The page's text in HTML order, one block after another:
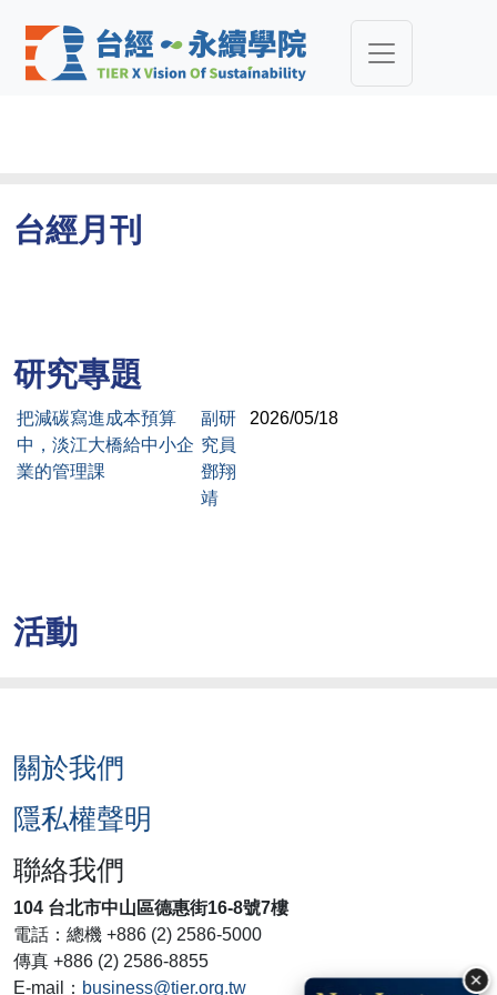
×
台經月刊
研究專題
把減碳寫進成本預算
中，淡江大橋給中小企
業的管理課
副研
究員
鄧翔
靖
2026/05/18
活動
關於我們
隱私權聲明
聯絡我們
104 台北市中山區德惠街16-8號7樓
電話：總機 +886 (2) 2586-5000
傳真 +886 (2) 2586-8855
E-mail： business@tier.org.tw